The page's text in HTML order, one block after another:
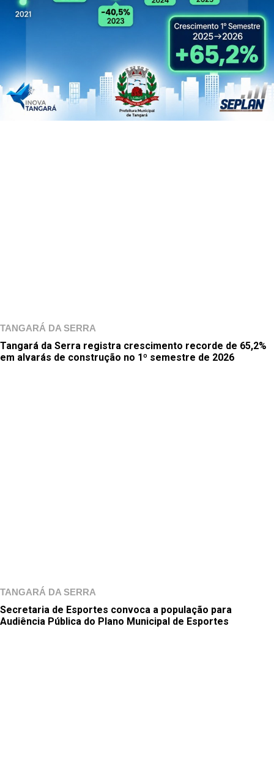
TANGARÁ DA SERRA
Tangará da Serra registra crescimento recorde de 65,2%
em alvarás de construção no 1º semestre de 2026
TANGARÁ DA SERRA
Secretaria de Esportes convoca a população para
Audiência Pública do Plano Municipal de Esportes